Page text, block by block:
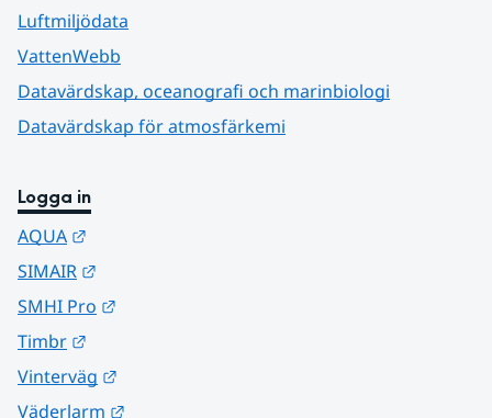
Luftmiljödata
VattenWebb
Datavärdskap, oceanografi och marinbiologi
Datavärdskap för atmosfärkemi
Logga in
AQUA
SIMAIR
SMHI Pro
Timbr
Vinterväg
Väderlarm